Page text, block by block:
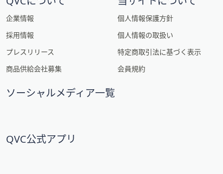
企業情報
採用情報
プレスリリース
商品供給会社募集
個人情報保護方針
個人情報の取扱い
特定商取引法に基づく表示
会員規約
ソーシャルメディア一覧
QVC公式アプリ